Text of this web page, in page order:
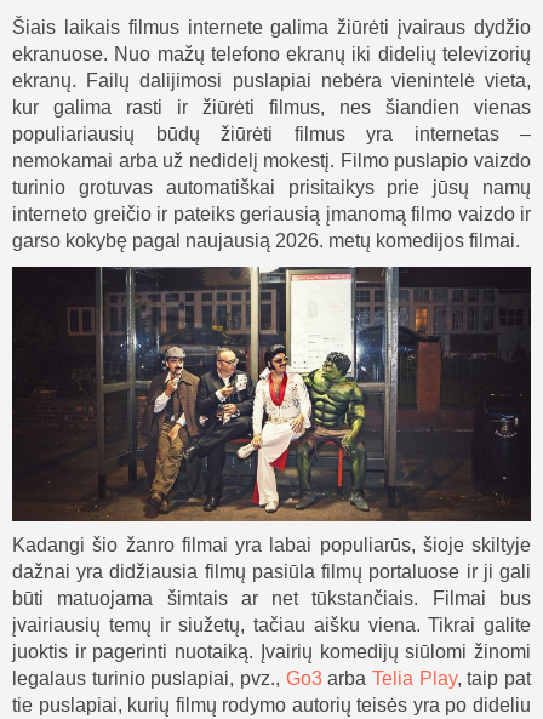
Šiais laikais filmus internete galima žiūrėti įvairaus dydžio
ekranuose. Nuo mažų telefono ekranų iki didelių televizorių
ekranų. Failų dalijimosi puslapiai nebėra vienintelė vieta,
kur galima rasti ir žiūrėti filmus, nes šiandien vienas
populiariausių būdų žiūrėti filmus yra internetas –
nemokamai arba už nedidelį mokestį. Filmo puslapio vaizdo
turinio grotuvas automatiškai prisitaikys prie jūsų namų
interneto greičio ir pateiks geriausią įmanomą filmo vaizdo ir
garso kokybę pagal naujausią 2026. metų komedijos filmai.
Kadangi šio žanro filmai yra labai populiarūs, šioje skiltyje
dažnai yra didžiausia filmų pasiūla filmų portaluose ir ji gali
būti matuojama šimtais ar net tūkstančiais. Filmai bus
įvairiausių temų ir siužetų, tačiau aišku viena. Tikrai galite
juoktis ir pagerinti nuotaiką. Įvairių komedijų siūlomi žinomi
legalaus turinio puslapiai, pvz., Go3arbaTelia Play, taip pat
tie puslapiai, kurių filmų rodymo autorių teisės yra po dideliu